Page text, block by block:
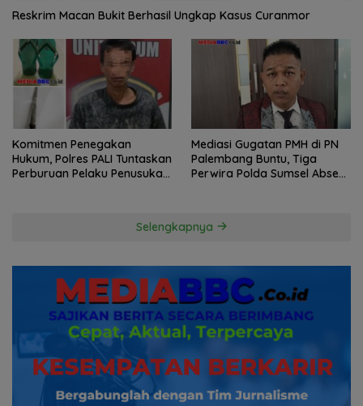
Reskrim Macan Bukit Berhasil Ungkap Kasus Curanmor
Komitmen Penegakan
Hukum, Polres PALI Tuntaskan
Perburuan Pelaku Penusukan
Mediasi Gugatan PMH di PN
Palembang Buntu, Tiga
Perwira Polda Sumsel Absen,
Selengkapnya